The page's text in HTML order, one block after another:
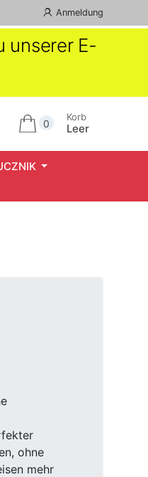
Anmeldung
unserer E-
0
Korb
Leer
ohne
mehr